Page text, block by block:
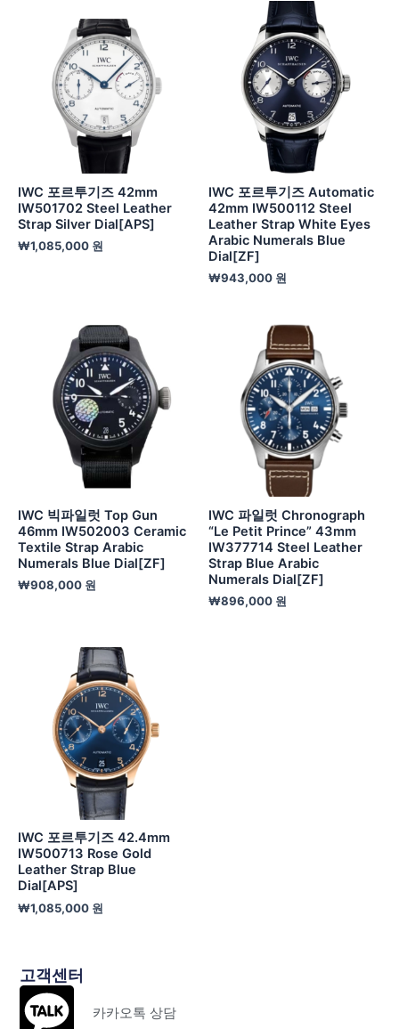
IWC 포르투기즈 42mm
IW501702 Steel Leather
Strap Silver Dial[APS]
₩1,085,000 원
IWC 포르투기즈 Automatic
42mm IW500112 Steel
Leather Strap White Eyes
Arabic Numerals Blue
Dial[ZF]
₩943,000 원
IWC 빅파일럿 Top Gun
46mm IW502003 Ceramic
Textile Strap Arabic
Numerals Blue Dial[ZF]
₩908,000 원
IWC 파일럿 Chronograph
“Le Petit Prince” 43mm
IW377714 Steel Leather
Strap Blue Arabic
Numerals Dial[ZF]
₩896,000 원
IWC 포르투기즈 42.4mm
IW500713 Rose Gold
Leather Strap Blue
Dial[APS]
₩1,085,000 원
고객센터
카카오톡 상담